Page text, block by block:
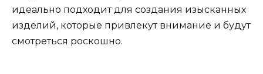
идеально подходит для создания изысканных
изделий, которые привлекут внимание и будут
смотреться роскошно.